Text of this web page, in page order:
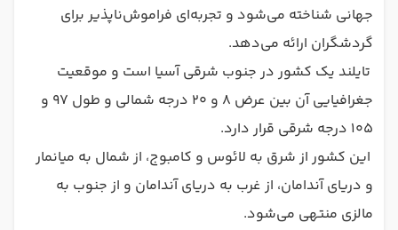
جهانی شناخته می‌شود و تجربه‌ای فراموش‌ناپذیر برای
گردشگران ارائه می‌دهد.
تایلند یک کشور در جنوب شرقی آسیا است و موقعیت
جغرافیایی آن بین عرض ۸ و ۲۰ درجه شمالی و طول ۹۷ و
۱۰۵ درجه شرقی قرار دارد.
این کشور از شرق به لائوس و کامبوج، از شمال به میانمار
و دریای آندامان، از غرب به دریای آندامان و از جنوب به
مالزی منتهی می‌شود.